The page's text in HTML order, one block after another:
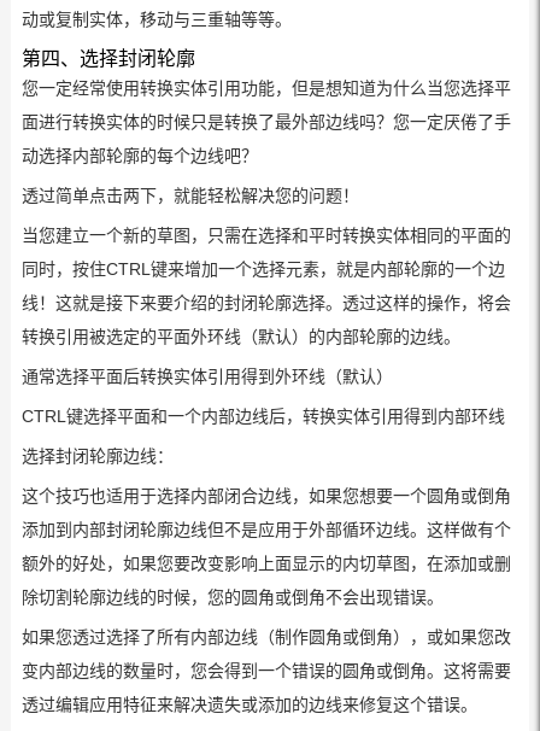
动或复制实体，移动与三重轴等等。
第四、选择封闭轮廓
您一定经常使用转换实体引用功能，但是想知道为什么当您选择平
面进行转换实体的时候只是转换了最外部边线吗？您一定厌倦了手
动选择内部轮廓的每个边线吧？
透过简单点击两下，就能轻松解决您的问题！
当您建立一个新的草图，只需在选择和平时转换实体相同的平面的
同时，按住CTRL键来增加一个选择元素，就是内部轮廓的一个边
线！这就是接下来要介绍的封闭轮廓选择。透过这样的操作，将会
转换引用被选定的平面外环线（默认）的内部轮廓的边线。
通常选择平面后转换实体引用得到外环线（默认）
CTRL键选择平面和一个内部边线后，转换实体引用得到内部环线
选择封闭轮廓边线：
这个技巧也适用于选择内部闭合边线，如果您想要一个圆角或倒角
添加到内部封闭轮廓边线但不是应用于外部循环边线。这样做有个
额外的好处，如果您要改变影响上面显示的内切草图，在添加或删
除切割轮廓边线的时候，您的圆角或倒角不会出现错误。
如果您透过选择了所有内部边线（制作圆角或倒角），或如果您改
变内部边线的数量时，您会得到一个错误的圆角或倒角。这将需要
透过编辑应用特征来解决遗失或添加的边线来修复这个错误。